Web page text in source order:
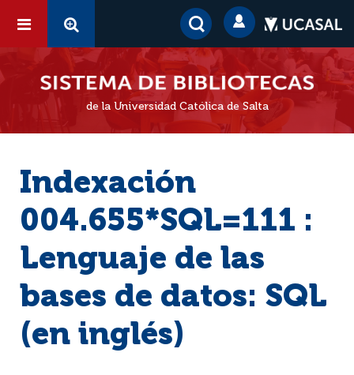
de la Universidad Católica de Salta
Indexación
004.655*SQL=111 :
Lenguaje de las
bases de datos: SQL
(en inglés)